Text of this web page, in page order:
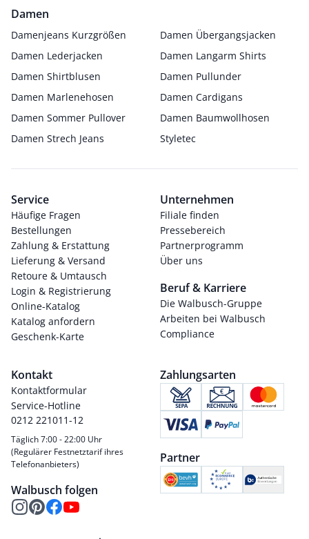
Damen
Damenjeans Kurzgrößen
Damen Übergangsjacken
Damen Lederjacken
Damen Langarm Shirts
Damen Shirtblusen
Damen Pullunder
Damen Marlenehosen
Damen Cardigans
Damen Sommer Pullover
Damen Baumwollhosen
Damen Strech Jeans
Styletec
Service
Häufige Fragen
Bestellungen
Zahlung & Erstattung
Lieferung & Versand
Retoure & Umtausch
Login & Registrierung
Online-Katalog
Katalog anfordern
Geschenk-Karte
Unternehmen
Filiale finden
Pressebereich
Partnerprogramm
Über uns
Beruf & Karriere
Die Walbusch-Gruppe
Arbeiten bei Walbusch
Compliance
Kontakt
Kontaktformular
Service-Hotline
0212 221011-12
Täglich 7:00 - 22:00 Uhr
(Regulärer Festnetztarif ihres
Telefonanbieters)
Walbusch folgen
Zahlungsarten
Partner